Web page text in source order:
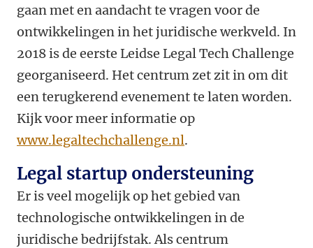
gaan met en aandacht te vragen voor de
ontwikkelingen in het juridische werkveld. In
2018 is de eerste Leidse Legal Tech Challenge
georganiseerd. Het centrum zet zit in om dit
een terugkerend evenement te laten worden.
Kijk voor meer informatie op
www.legaltechchallenge.nl.
Legal startup ondersteuning
Er is veel mogelijk op het gebied van
technologische ontwikkelingen in de
juridische bedrijfstak. Als centrum